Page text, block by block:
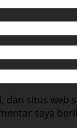
dan situs web
saya